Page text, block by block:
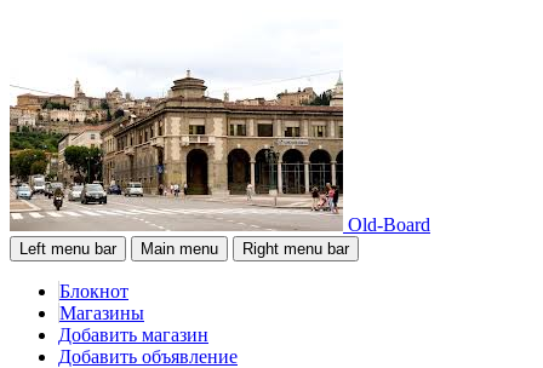
Old-Board
Left menu bar Main menu Right menu bar
Блокнот
Магазины
Добавить магазин
Добавить объявление